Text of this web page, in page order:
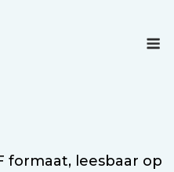
formaat, leesbaar op